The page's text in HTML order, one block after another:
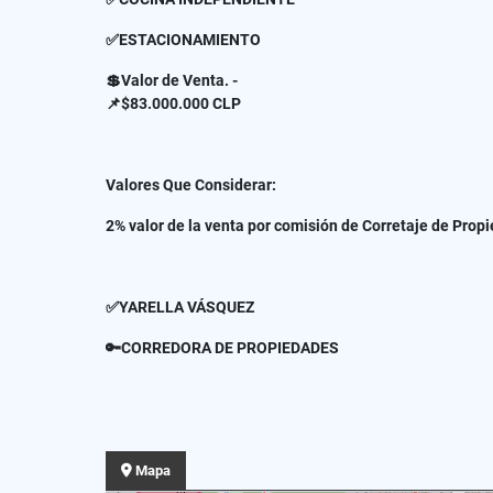
✅ESTACIONAMIENTO
💲Valor de Venta. -
📌$83.000.000 CLP
Valores Que Considerar:
2% valor de la venta por comisión de Corretaje de
✅YARELLA VÁSQUEZ
🔑CORREDORA DE PROPIEDADES
Mapa